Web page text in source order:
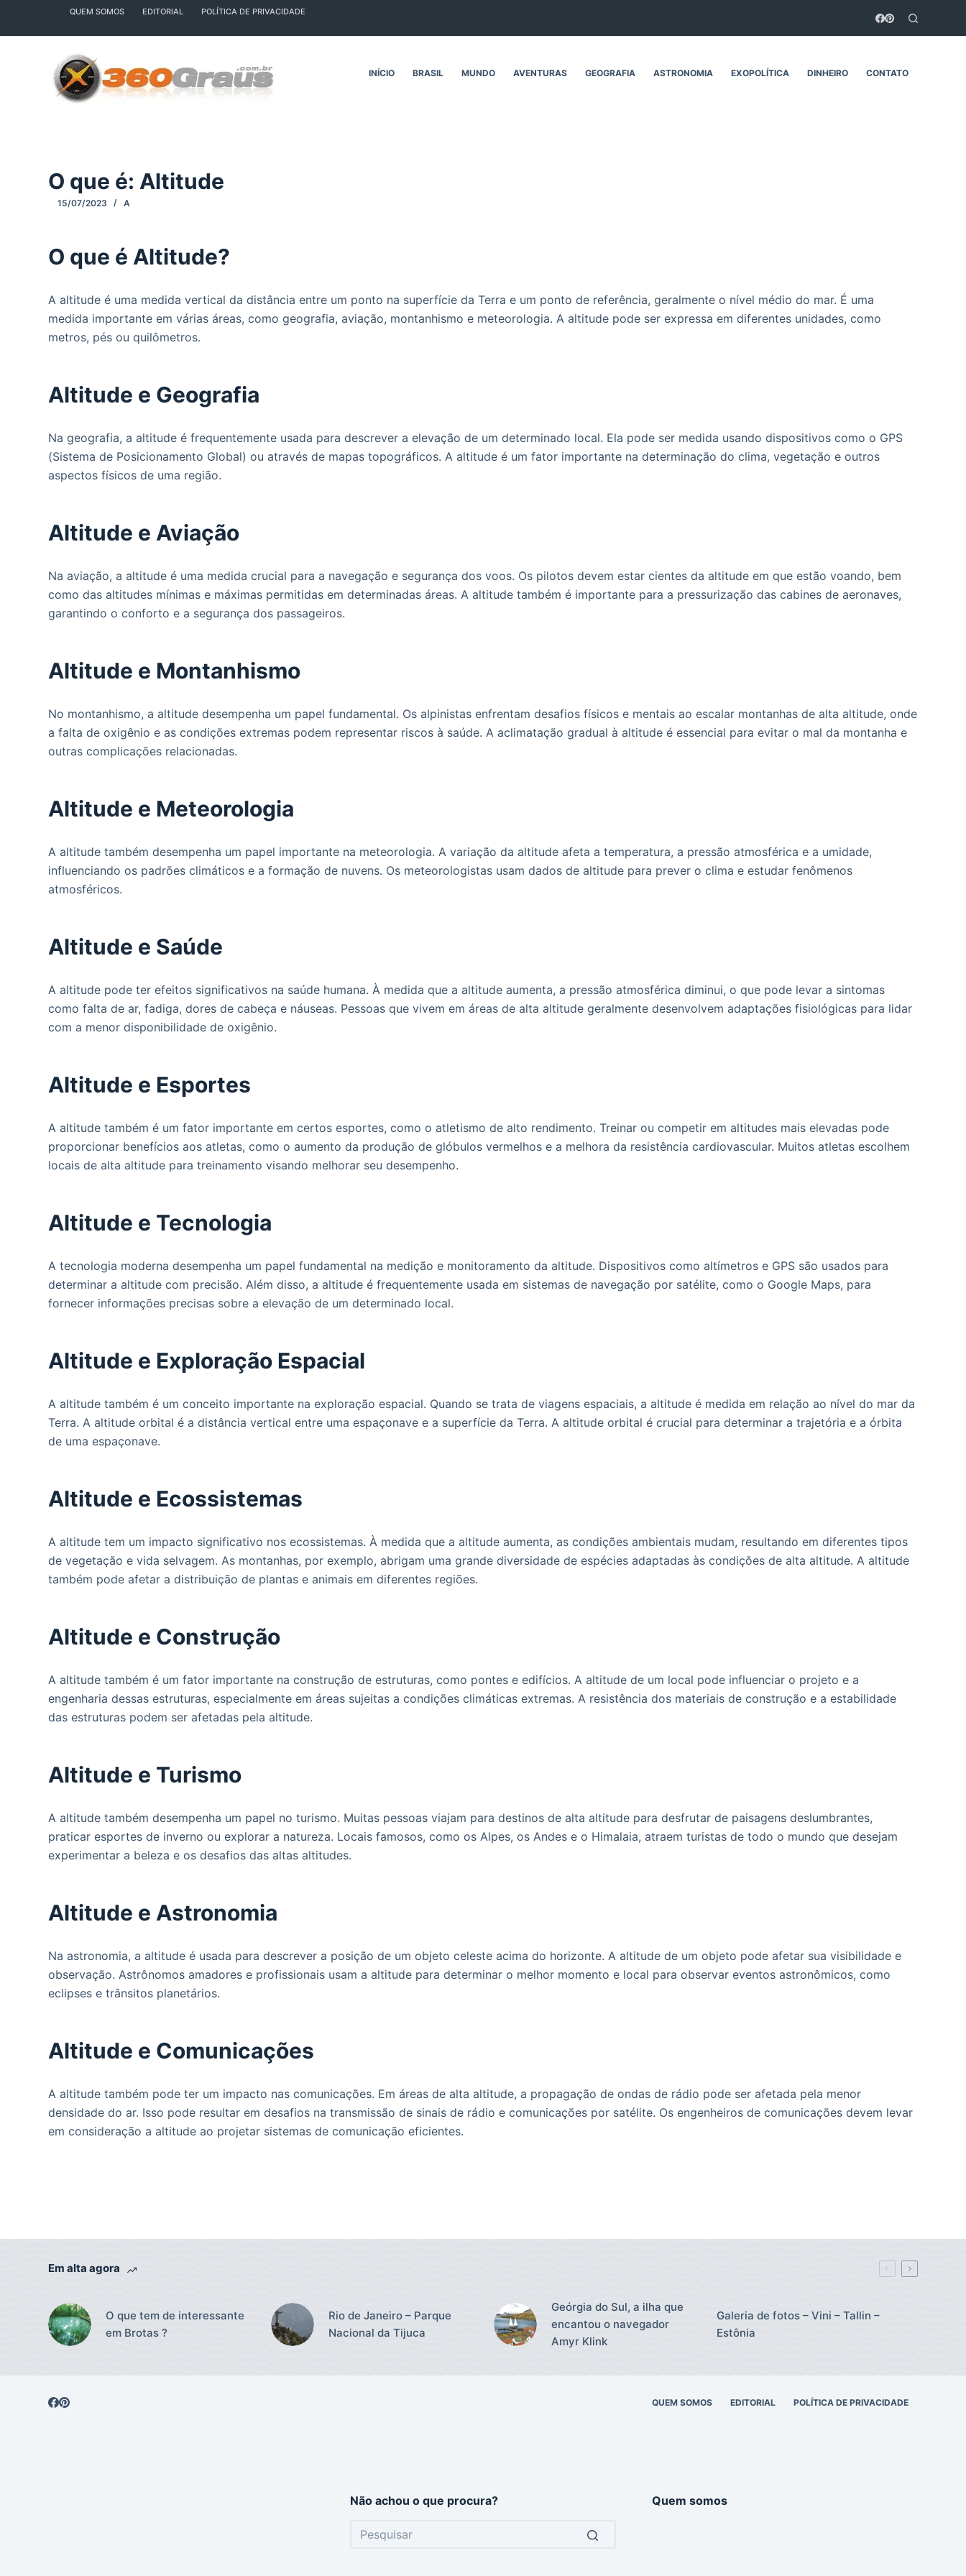
u
QUEM SOMOS EDITORIAL POLÍTICA DE PRIVACIDADE
INÍCIO BRASIL MUNDO AVENTURAS GEOGRAFIA ASTRONOMIA EXOPOLÍTICA DINHEIRO CONTATO
O que é: Altitude
15/07/2023 A
O que é Altitude?
A altitude é uma medida vertical da distância entre um ponto na superfície da Terra e um ponto de referência, geralmente o nível médio do mar. É uma
medida importante em várias áreas, como geografia, aviação, montanhismo e meteorologia. A altitude pode ser expressa em diferentes unidades, como
metros, pés ou quilômetros.
Altitude e Geografia
Na geografia, a altitude é frequentemente usada para descrever a elevação de um determinado local. Ela pode ser medida usando dispositivos como o GPS
(Sistema de Posicionamento Global) ou através de mapas topográficos. A altitude é um fator importante na determinação do clima, vegetação e outros
aspectos físicos de uma região.
Altitude e Aviação
Na aviação, a altitude é uma medida crucial para a navegação e segurança dos voos. Os pilotos devem estar cientes da altitude em que estão voando, bem
como das altitudes mínimas e máximas permitidas em determinadas áreas. A altitude também é importante para a pressurização das cabines de aeronaves,
garantindo o conforto e a segurança dos passageiros.
Altitude e Montanhismo
No montanhismo, a altitude desempenha um papel fundamental. Os alpinistas enfrentam desafios físicos e mentais ao escalar montanhas de alta altitude, onde
a falta de oxigênio e as condições extremas podem representar riscos à saúde. A aclimatação gradual à altitude é essencial para evitar o mal da montanha e
outras complicações relacionadas.
Altitude e Meteorologia
A altitude também desempenha um papel importante na meteorologia. A variação da altitude afeta a temperatura, a pressão atmosférica e a umidade,
influenciando os padrões climáticos e a formação de nuvens. Os meteorologistas usam dados de altitude para prever o clima e estudar fenômenos
atmosféricos.
Altitude e Saúde
A altitude pode ter efeitos significativos na saúde humana. À medida que a altitude aumenta, a pressão atmosférica diminui, o que pode levar a sintomas
como falta de ar, fadiga, dores de cabeça e náuseas. Pessoas que vivem em áreas de alta altitude geralmente desenvolvem adaptações fisiológicas para lidar
com a menor disponibilidade de oxigênio.
Altitude e Esportes
A altitude também é um fator importante em certos esportes, como o atletismo de alto rendimento. Treinar ou competir em altitudes mais elevadas pode
proporcionar benefícios aos atletas, como o aumento da produção de glóbulos vermelhos e a melhora da resistência cardiovascular. Muitos atletas escolhem
locais de alta altitude para treinamento visando melhorar seu desempenho.
Altitude e Tecnologia
A tecnologia moderna desempenha um papel fundamental na medição e monitoramento da altitude. Dispositivos como altímetros e GPS são usados para
determinar a altitude com precisão. Além disso, a altitude é frequentemente usada em sistemas de navegação por satélite, como o Google Maps, para
fornecer informações precisas sobre a elevação de um determinado local.
Altitude e Exploração Espacial
A altitude também é um conceito importante na exploração espacial. Quando se trata de viagens espaciais, a altitude é medida em relação ao nível do mar da
Terra. A altitude orbital é a distância vertical entre uma espaçonave e a superfície da Terra. A altitude orbital é crucial para determinar a trajetória e a órbita
de uma espaçonave.
Altitude e Ecossistemas
A altitude tem um impacto significativo nos ecossistemas. À medida que a altitude aumenta, as condições ambientais mudam, resultando em diferentes tipos
de vegetação e vida selvagem. As montanhas, por exemplo, abrigam uma grande diversidade de espécies adaptadas às condições de alta altitude. A altitude
também pode afetar a distribuição de plantas e animais em diferentes regiões.
Altitude e Construção
A altitude também é um fator importante na construção de estruturas, como pontes e edifícios. A altitude de um local pode influenciar o projeto e a
engenharia dessas estruturas, especialmente em áreas sujeitas a condições climáticas extremas. A resistência dos materiais de construção e a estabilidade
das estruturas podem ser afetadas pela altitude.
Altitude e Turismo
A altitude também desempenha um papel no turismo. Muitas pessoas viajam para destinos de alta altitude para desfrutar de paisagens deslumbrantes,
praticar esportes de inverno ou explorar a natureza. Locais famosos, como os Alpes, os Andes e o Himalaia, atraem turistas de todo o mundo que desejam
experimentar a beleza e os desafios das altas altitudes.
Altitude e Astronomia
Na astronomia, a altitude é usada para descrever a posição de um objeto celeste acima do horizonte. A altitude de um objeto pode afetar sua visibilidade e
observação. Astrônomos amadores e profissionais usam a altitude para determinar o melhor momento e local para observar eventos astronômicos, como
eclipses e trânsitos planetários.
Altitude e Comunicações
A altitude também pode ter um impacto nas comunicações. Em áreas de alta altitude, a propagação de ondas de rádio pode ser afetada pela menor
densidade do ar. Isso pode resultar em desafios na transmissão de sinais de rádio e comunicações por satélite. Os engenheiros de comunicações devem levar
em consideração a altitude ao projetar sistemas de comunicação eficientes.
Em alta agora
O que tem de interessante
em Brotas ?
Rio de Janeiro – Parque
Nacional da Tijuca
Geórgia do Sul, a ilha que
encantou o navegador
Amyr Klink
Galeria de fotos – Vini – Tallin –
Estônia
QUEM SOMOS EDITORIAL POLÍTICA DE PRIVACIDADE
Não achou o que procura? Quem somos